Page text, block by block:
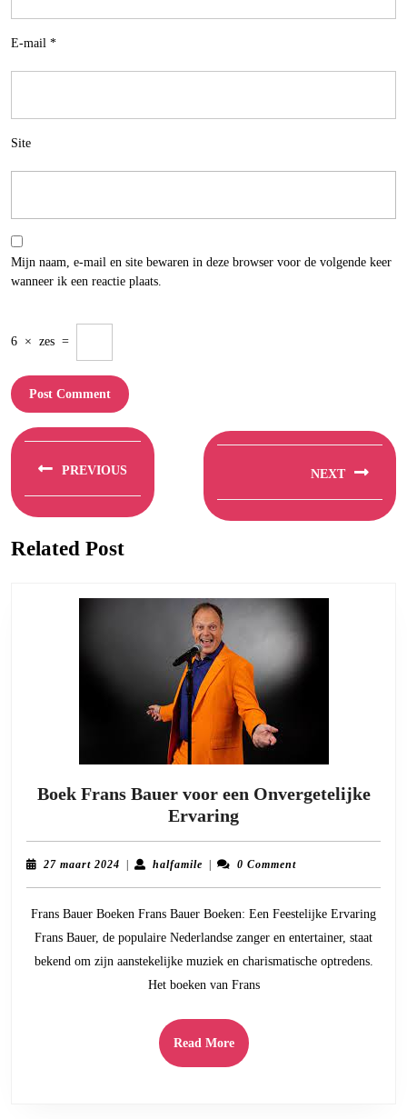
E-mail *
Site
Mijn naam, e-mail en site bewaren in deze browser voor de volgende keer
wanneer ik een reactie plaats.
6 × zes =
Berichtnavigatie
PREVIOUS
post:
NEXT
post:
Related Post
Boek Frans Bauer voor een Onvergetelijke
ErvaringBoek
Frans
Bauer
Onvergetelijke
Ervaring
27 maart 2024 27| halfamilehalfamile
| 0 Comment
Frans Bauer Boeken Frans Bauer Boeken: Een Feestelijke Ervaring
Frans Bauer, de populaire Nederlandse zanger en entertainer, staat
bekend om zijn aanstekelijke muziek en charismatische optredens.
Het boeken van Frans
Read MoreRead
More